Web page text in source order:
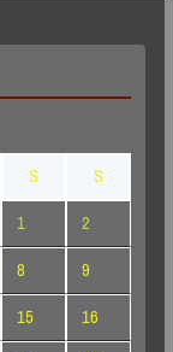
S
S
1
2
8
9
15
16